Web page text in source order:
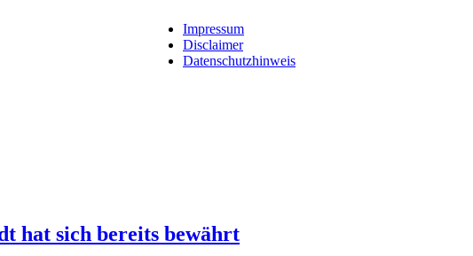
Impressum
Disclaimer
Datenschutzhinweis
hat sich bereits bewährt